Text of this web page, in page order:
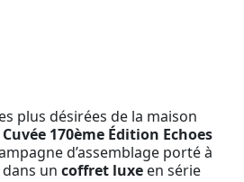
plus désirées de la maison
170ème Édition Echoes
d’assemblage porté à
un coffret luxe en série